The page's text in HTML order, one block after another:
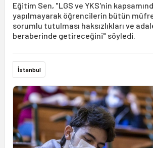
Eğitim Sen, "LGS ve YKS'nin
yapılmayarak öğrencilerin bütün
sorumlu tutulması haksızlıkları ve
beraberinde getireceğini" söyledi.
İstanbul